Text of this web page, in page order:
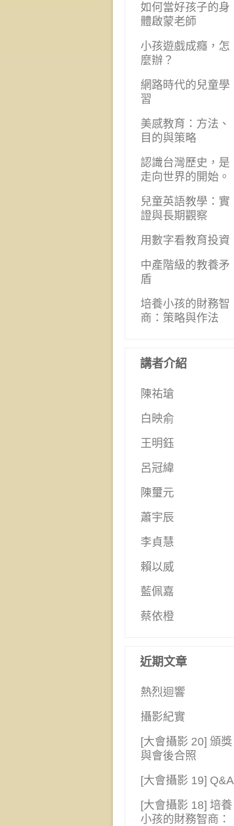
如何當好孩子的身
體啟蒙老師
小孩遊戲成癮，怎
麼辦？
網路時代的兒童學
習
美感教育：方法、
目的與策略
認識台灣歷史，是
走向世界的開始。
兒童英語教學：實
證與長期觀察
用數字看教育投資
中產階級的教養矛
盾
培養小孩的財務智
商：策略與作法
講者介紹
陳祐瑲
白映俞
王明鈺
呂冠緯
陳璽元
蕭宇辰
李貞慧
賴以威
藍佩嘉
蔡依橙
近期文章
熱烈迴響
攝影紀實
[大會攝影 20] 頒獎
與會後合照
[大會攝影 19] Q&A
[大會攝影 18] 培養
小孩的財務智商：